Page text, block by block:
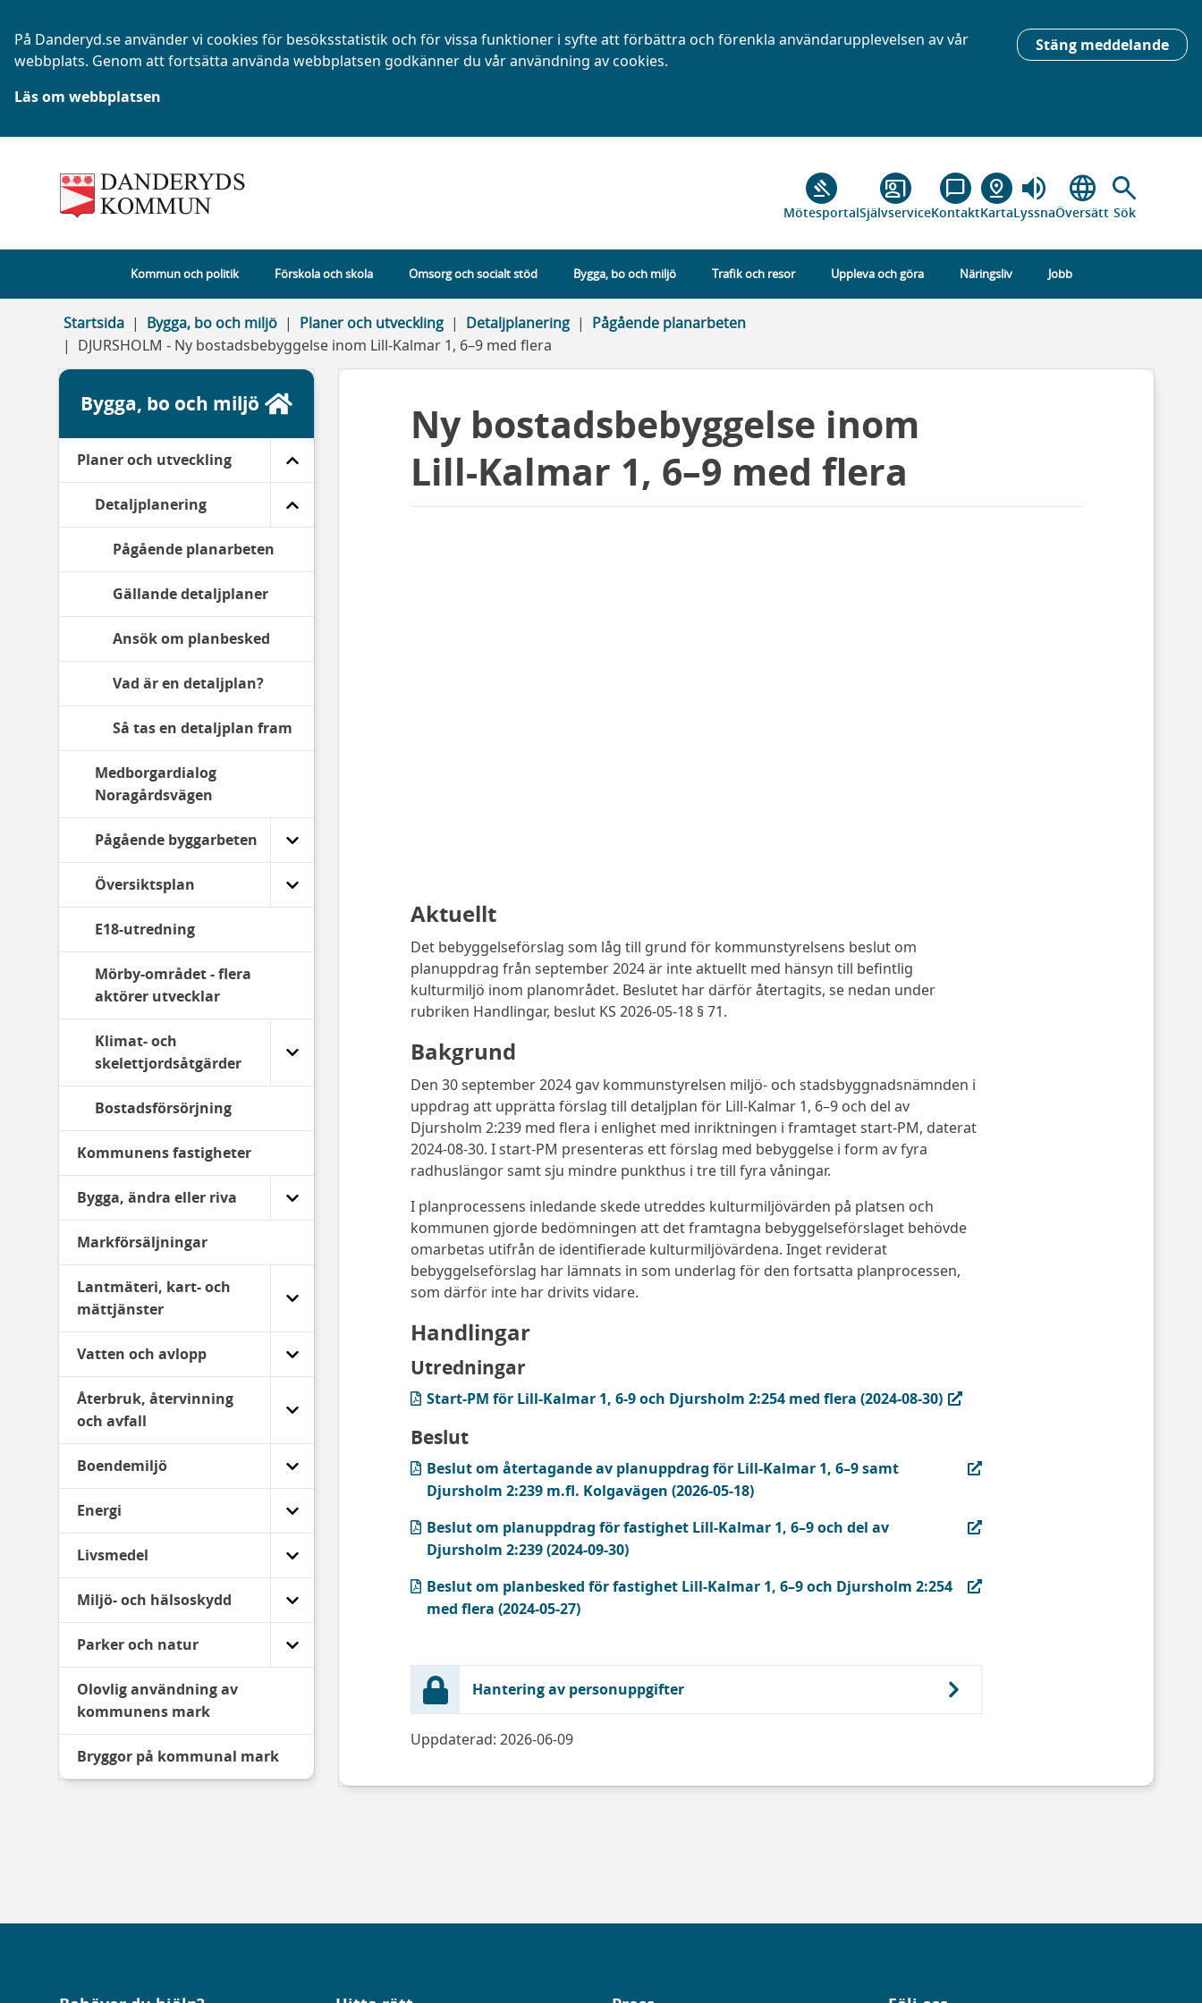
Stäng meddelande
På Danderyd.se använder vi cookies för besöksstatistik och för vissa funktioner i syfte att förbättra och förenkla användarupplevelsen av vår
webbplats. Genom att fortsätta använda webbplatsen godkänner du vår användning av cookies.
Läs om webbplatsen
gavel
Mötesportal
co_present
Självservice
chat_bubble_outline
Kontakt
pin_drop
Karta
volume_up
Lyssna
language
Översätt
search
Sök
Kommun och politik Förskola och skola Omsorg och socialt stöd Bygga, bo och miljö Trafik och resor Uppleva och göra Näringsliv Jobb
Startsida Bygga, bo och miljö Planer och utveckling Detaljplanering
Pågående planarbeten
DJURSHOLM - Ny bostadsbebyggelse inom Lill-Kalmar 1, 6–9 med flera
Ny bostadsbebyggelse inom
Lill-Kalmar 1, 6–9 med flera
Aktuellt
Det bebyggelseförslag som låg till grund för kommunstyrelsens beslut om
planuppdrag från september 2024 är inte aktuellt med hänsyn till befintlig
kulturmiljö inom planområdet. Beslutet har därför återtagits, se nedan under
rubriken Handlingar, beslut KS 2026-05-18 § 71.
Bakgrund
Den 30 september 2024 gav kommunstyrelsen miljö- och stadsbyggnadsnämnden i
uppdrag att upprätta förslag till detaljplan för Lill-Kalmar 1, 6–9 och del av
Djursholm 2:239 med flera i enlighet med inriktningen i framtaget start-PM, daterat
2024-08-30. I start-PM presenteras ett förslag med bebyggelse i form av fyra
radhuslängor samt sju mindre punkthus i tre till fyra våningar.
I planprocessens inledande skede utreddes kulturmiljövärden på platsen och
kommunen gjorde bedömningen att det framtagna bebyggelseförslaget behövde
omarbetas utifrån de identifierade kulturmiljövärdena. Inget reviderat
bebyggelseförslag har lämnats in som underlag för den fortsatta planprocessen,
som därför inte har drivits vidare.
Handlingar
Utredningar
Start-PM för Lill-Kalmar 1, 6-9 och Djursholm 2:254 med flera (2024-08-30)
(PDF, öppnas i ny flik)
Beslut
Beslut om återtagande av planuppdrag för Lill-Kalmar 1, 6–9 samt
Djursholm 2:239 m.fl. Kolgavägen (2026-05-18)
(PDF, öppnas i ny flik)
Beslut om planuppdrag för fastighet Lill-Kalmar 1, 6–9 och del av
Djursholm 2:239 (2024-09-30)
(PDF, öppnas i ny flik)
Beslut om planbesked för fastighet Lill-Kalmar 1, 6–9 och Djursholm 2:254
med flera (2024-05-27)
(PDF, öppnas i ny flik)
Hantering av personuppgifter
Uppdaterad: 2026-06-09
Bygga, bo och miljö
Planer och utveckling
Detaljplanering
Pågående planarbeten
Gällande detaljplaner
Ansök om planbesked
Vad är en detaljplan?
Så tas en detaljplan fram
Medborgardialog
Noragårdsvägen
Pågående byggarbeten
Översiktsplan
E18-utredning
Mörby-området - flera
aktörer utvecklar
Klimat- och
skelettjordsåtgärder
Bostadsförsörjning
Kommunens fastigheter
Bygga, ändra eller riva
Markförsäljningar
Lantmäteri, kart- och
mättjänster
Vatten och avlopp
Återbruk, återvinning
och avfall
Boendemiljö
Energi
Livsmedel
Miljö- och hälsoskydd
Parker och natur
Olovlig användning av
kommunens mark
Bryggor på kommunal mark